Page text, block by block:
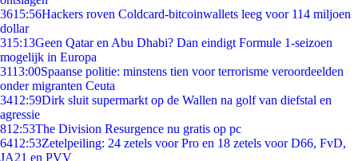
3615:56Hackers roven Coldcard-bitcoinwallets leeg voor 114 miljoen
dollar
315:13Geen Qatar en Abu Dhabi? Dan eindigt Formule 1-seizoen
mogelijk in Europa
3113:00Spaanse politie: minstens tien voor terrorisme veroordeelden
onder migranten Ceuta
3412:59Dirk sluit supermarkt op de Wallen na golf van diefstal en
agressie
812:53The Division Resurgence nu gratis op pc
6412:53Zetelpeiling: 24 zetels voor Pro en 18 zetels voor D66, FvD,
JA21 en PVV